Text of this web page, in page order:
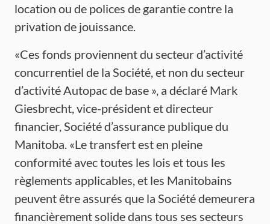
location ou de polices de garantie contre la
privation de jouissance.
«Ces fonds proviennent du secteur d’activité
concurrentiel de la Société, et non du secteur
d’activité Autopac de base », a déclaré Mark
Giesbrecht, vice-président et directeur
financier, Société d’assurance publique du
Manitoba. «Le transfert est en pleine
conformité avec toutes les lois et tous les
règlements applicables, et les Manitobains
peuvent être assurés que la Société demeurera
financièrement solide dans tous ses secteurs